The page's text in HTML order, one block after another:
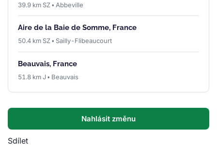
39.9 km SZ • Abbeville
Aire de la Baie de Somme, France
50.4 km SZ • Sailly-Flibeaucourt
Beauvais, France
51.8 km J • Beauvais
Nahlásit změnu
Sdílet